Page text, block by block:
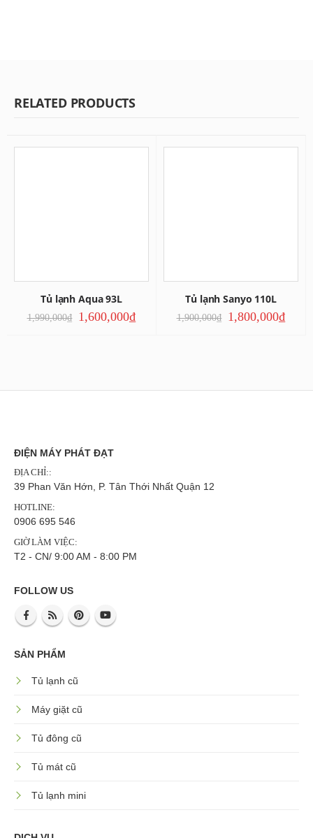
RELATED PRODUCTS
Tủ lạnh Aqua 93L
1,990,000₫ 1,600,000₫
Tủ lạnh Sanyo 110L
1,900,000₫ 1,800,000₫
ĐIỆN MÁY PHÁT ĐẠT
ĐỊA CHỈ::
39 Phan Văn Hớn, P. Tân Thới Nhất Quận 12
HOTLINE:
0906 695 546
GIỜ LÀM VIỆC:
T2 - CN/ 9:00 AM - 8:00 PM
FOLLOW US
SẢN PHẨM
Tủ lạnh cũ
Máy giặt cũ
Tủ đông cũ
Tủ mát cũ
Tủ lạnh mini